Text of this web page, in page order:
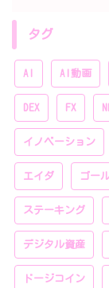
タグ
AI AI動画
DEX FX
イノベーション
エイダ ゴー
ステーキング
デジタル資産
ドージコイン